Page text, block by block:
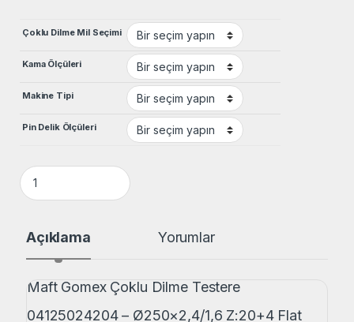
Çoklu Dilme Mil Seçimi
Kama Ölçüleri
Makine Tipi
Pin Delik Ölçüleri
Maft Ø250×2,4/1,6 Z:20+4 Flat Düz Diş Çoklu Dilme
Açıklama Yorumlar
Maft Gomex Çoklu Dilme Testere
04125024204 – Ø250×2,4/1,6 Z:20+4 Flat